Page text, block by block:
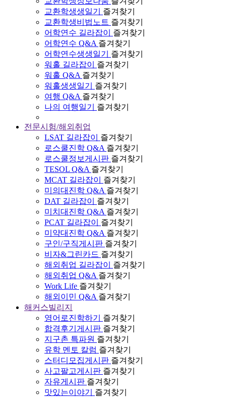
교환학생생일기
즐겨찾기
교환학생비법노트 즐겨찾기
어학연수 길라잡이
즐겨찾기
어학연수 Q&A 즐겨찾기
어학연수생생일기
즐겨찾기
워홀 길라잡이
즐겨찾기
워홀 Q&A 즐겨찾기
워홀생생일기
즐겨찾기
여행 Q&A 즐겨찾기
나의 여행일기
즐겨찾기
전문시험/해외취업
LSAT 길라잡이
즐겨찾기
로스쿨진학 Q&A 즐겨찾기
로스쿨정보게시판 즐겨찾기
TESOL Q&A 즐겨찾기
MCAT 길라잡이
즐겨찾기
미의대진학 Q&A 즐겨찾기
DAT 길라잡이
즐겨찾기
미치대진학 Q&A 즐겨찾기
PCAT 길라잡이
즐겨찾기
미약대진학 Q&A 즐겨찾기
구인/구직게시판 즐겨찾기
비자&그린카드 즐겨찾기
해외취업 길라잡이
즐겨찾기
해외취업 Q&A 즐겨찾기
Work Life 즐겨찾기
해외이민 Q&A 즐겨찾기
해커스빌리지
영어로진학하기
즐겨찾기
합격후기게시판 즐겨찾기
지구촌 특파원 즐겨찾기
유학 멘토 칼럼 즐겨찾기
스터디모집게시판 즐겨찾기
사고팔고게시판 즐겨찾기
자유게시판 즐겨찾기
맛있는이야기
즐겨찾기